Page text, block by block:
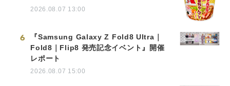
2026.08.07 13:00
6
『Samsung Galaxy Z Fold8 Ultra｜
Fold8｜Flip8 発売記念イベント』開催
レポート
2026.08.07 15:00